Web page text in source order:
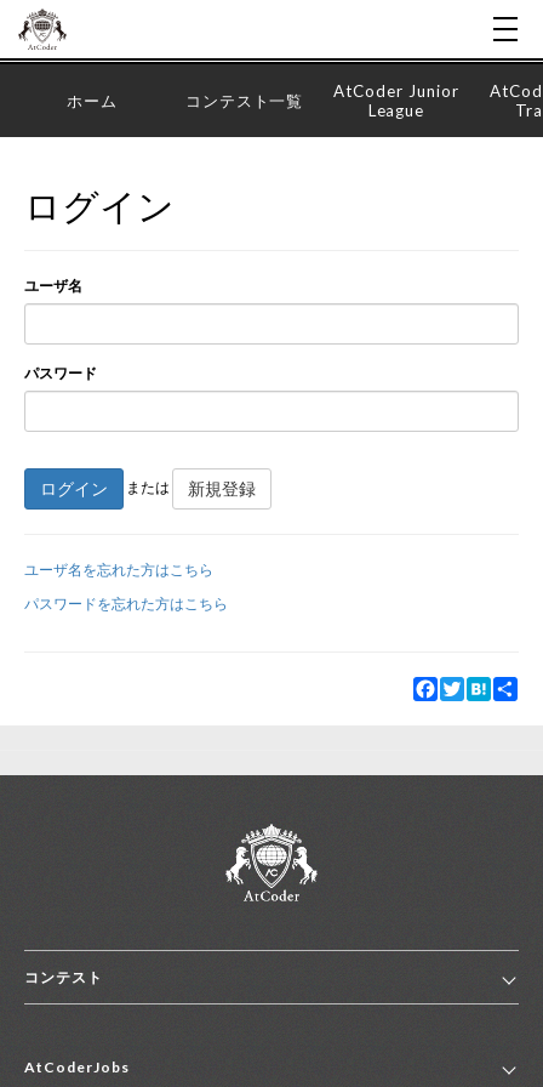
新規登録
ホーム コンテスト一覧
AtCoder Junior
League
ログイン
ユーザ名
パスワード
ログイン または 新規登録
ユーザ名を忘れた方はこちら
パスワードを忘れた方はこちら
Facebook
TwitterHatena
コンテスト
コンテスト一覧
AtCoderJobs